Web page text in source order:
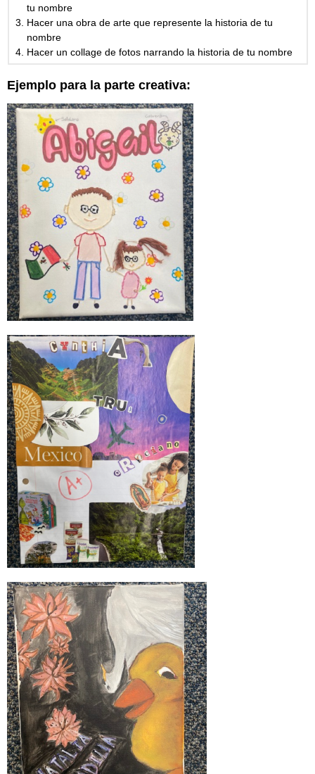
tu nombre
Hacer una obra de arte que represente la historia de tu
nombre
Hacer un collage de fotos narrando la historia de tu nombre
Ejemplo para la parte creativa: